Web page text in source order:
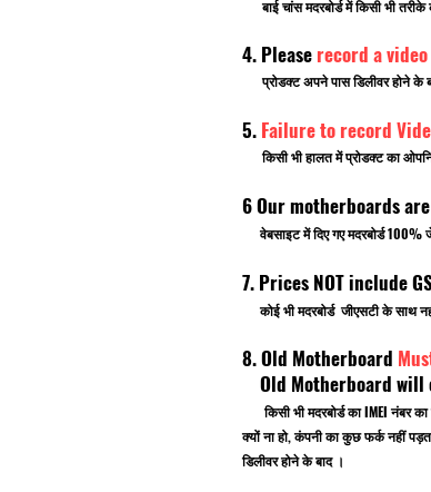
बाई चांस मदरबोर्ड में किसी भी
4. Please record a
प्रोडक्ट अपने पास डिलीवर होने के
5. Failure to record
किसी भी हालत में प्रोडक्ट का ओपनिंग
6 Our motherboards are
वेबसाइट में दिए गए मदरबोर्ड
7. Prices NOT include
कोई भी मदरबोर्ड जीएसटी के साथ
8. Old Motherboard
Old Motherboard will
किसी भी मदरबोर्ड का IMEI नंबर
क्यों ना हो, कंपनी का कुछ फर्क नहीं
डिलीवर होने के बाद ।